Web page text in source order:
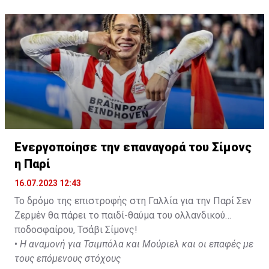
pic.twitter.com/eGi61fRc5O
— Ekrem KONUR (@Ekremkonur)July 15, 2023
Ενεργοποίησε την επαναγορά του Σίμονς
η Παρί
16.07.2023 12:43
Το δρόμο της επιστροφής στη Γαλλία για την Παρί Σεν
Ζερμέν θα πάρει το παιδί-θαύμα του ολλανδικού
ποδοσφαίρου, Τσάβι Σίμονς!
• Η αναμονή για Τσιμπόλα και Μούριελ και οι επαφές με
τους επόμενους στόχους